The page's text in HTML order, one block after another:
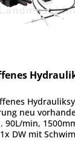
neu
90L/min,
DW mit